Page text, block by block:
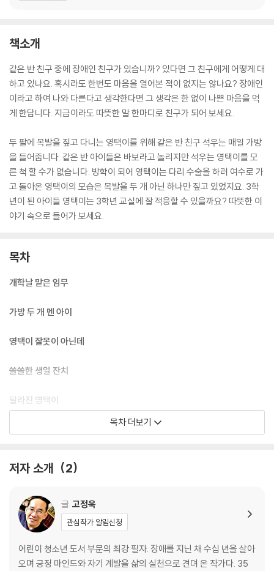
책소개
같은 반 친구 중에 장애인 친구가 있습니까? 있다면 그 친구에게 어떻게 대
하고 있나요. 혹시라도 한번도 마음을 열어본 적이 없지는 않나요? 장애인
이라고 하여 나와 다른다고 생각한다면 그 생각은 한 없이 나쁜 마음을 먹
게 한답니다. 지금이라도 따뜻한 말 한마디로 친구가 되어 보세요.
두 팔에 목발을 짚고 다니는 영택이를 위해 같은 반 친구 석우는 매일 가방
을 들어줍니다. 같은 반 아이들은 바보라고 놀리지만 석우는 영택이를 모
른 척 할 수가 없습니다. 방학이 되어 영택이는 다리 수술을 하러 여수로 가
고 돌아온 영택이의 모습은 목발을 두 개 아닌 하나만 짚고 있었지요. 3학
년이 된 아이들 영택이는 3학년 교실에 잘 적응할 수 있을까요? 따뜻한 이
야기 속으로 들어가 보세요.
목차
개학날 맡은 임무
가방 두 개 멘 아이
영택이 잘못이 아닌데
쓸쓸한 생일 잔치
달라진 영택이
목차 더보기
저자 소개 2
글 고정욱
관심작가 알림신청
어린이 청소년 도서 부문의 최강 필자. 장애를 지닌 채 수십 년을 살아
오며 긍정 마인드와 자기 계발을 삶의 실천으로 견뎌 온 작가다. 35